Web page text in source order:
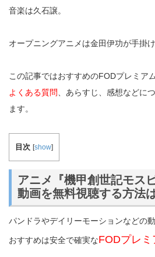
音楽は久石譲。
オープニングアニメは金田伊功が手掛け
この記事ではおすすめのFODプレミア
よくある質問、あらすじ、感想などに
ます。
目次 [show]
アニメ『機甲創世記モス
動画を無料視聴する方法
パンドラやデイリーモーションなどの
おすすめは安全で確実なFODプレミ